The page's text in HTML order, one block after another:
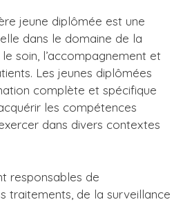
jeune diplômée est une
dans le domaine de la
soin, l’accompagnement et
Les jeunes diplômées
complète et spécifique
les compétences
dans divers contextes
responsables de
traitements, de la surveillance